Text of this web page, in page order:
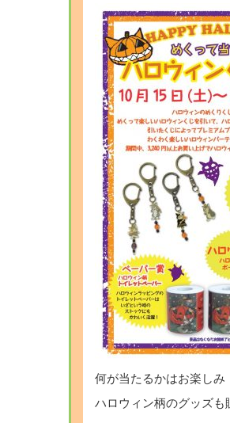
何が当たるかはお楽しみ
ハロウィン柄のグッズも